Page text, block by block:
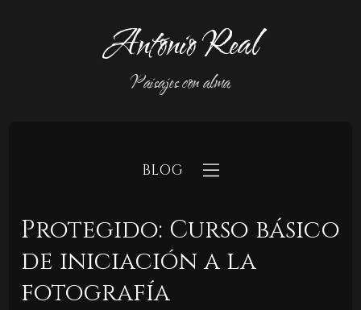
Antonio Real
Paisajes con alma
BLOG
Protegido: Curso básico
de iniciación a la
fotografía